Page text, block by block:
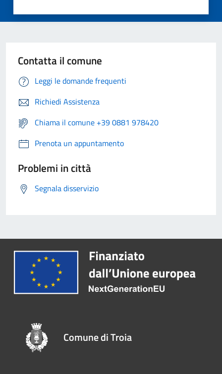
Contatta il comune
Leggi le domande frequenti
Richiedi Assistenza
Chiama il comune +39 0881 978420
Prenota un appuntamento
Problemi in città
Segnala disservizio
Comune di Troia